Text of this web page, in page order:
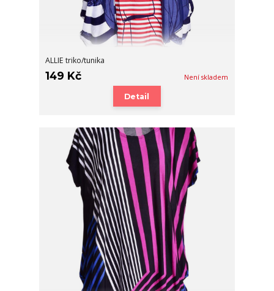
ALLIE triko/tunika
149 Kč Není skladem
Detail